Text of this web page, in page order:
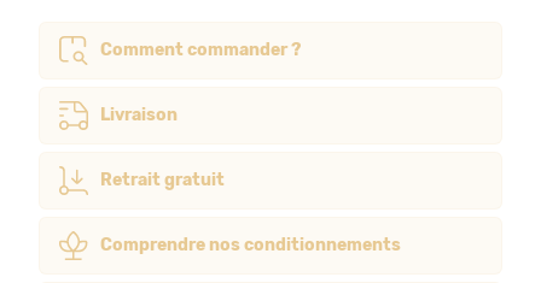
Comment commander ?
Livraison
Retrait gratuit
Comprendre nos conditionnements